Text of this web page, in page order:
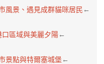
風景、遇見成群貓咪居民 ←
口區域與美麗夕陽←
景點與特爾塞城堡 ←